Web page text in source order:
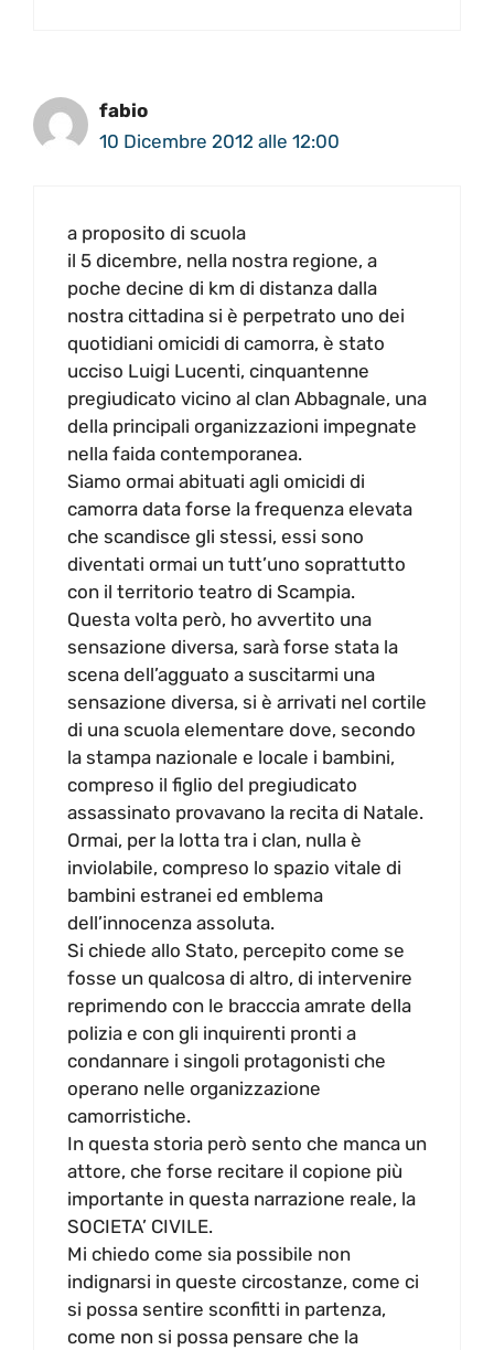
fabio
10 Dicembre 2012 alle 12:00
a proposito di scuola
il 5 dicembre, nella nostra regione, a
poche decine di km di distanza dalla
nostra cittadina si è perpetrato uno dei
quotidiani omicidi di camorra, è stato
ucciso Luigi Lucenti, cinquantenne
pregiudicato vicino al clan Abbagnale, una
della principali organizzazioni impegnate
nella faida contemporanea.
Siamo ormai abituati agli omicidi di
camorra data forse la frequenza elevata
che scandisce gli stessi, essi sono
diventati ormai un tutt’uno soprattutto
con il territorio teatro di Scampia.
Questa volta però, ho avvertito una
sensazione diversa, sarà forse stata la
scena dell’agguato a suscitarmi una
sensazione diversa, si è arrivati nel cortile
di una scuola elementare dove, secondo
la stampa nazionale e locale i bambini,
compreso il figlio del pregiudicato
assassinato provavano la recita di Natale.
Ormai, per la lotta tra i clan, nulla è
inviolabile, compreso lo spazio vitale di
bambini estranei ed emblema
dell’innocenza assoluta.
Si chiede allo Stato, percepito come se
fosse un qualcosa di altro, di intervenire
reprimendo con le bracccia amrate della
polizia e con gli inquirenti pronti a
condannare i singoli protagonisti che
operano nelle organizzazione
camorristiche.
In questa storia però sento che manca un
attore, che forse recitare il copione più
importante in questa narrazione reale, la
SOCIETA’ CIVILE.
Mi chiedo come sia possibile non
indignarsi in queste circostanze, come ci
si possa sentire sconfitti in partenza,
come non si possa pensare che la